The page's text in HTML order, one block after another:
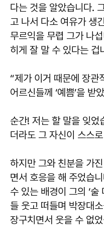
다는 것을 알았습니다.
고 나서 다소 여유가 생
무르익을 무렵 그가 나
히게 잘 말 수 있다는 겁
“제가 이거 때문에 장관
어르신들께 ‘예쁨’을 받
순간! 저는 할 말을 잊었
더라도 그 자신이 스스
하지만 그와 친분을 가
면서 호응을 해 주었습
수 있는 배경이 그의 ‘술
들 웃고 떠들며 박장대
장구치면서 웃을 수 없